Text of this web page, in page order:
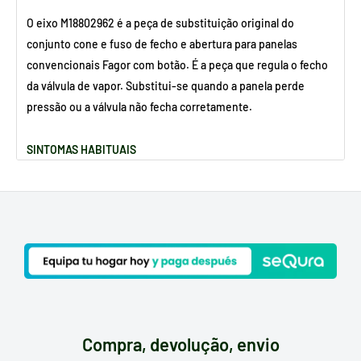
O eixo M18802962 é a peça de substituição original do
conjunto cone e fuso de fecho e abertura para panelas
convencionais Fagor com botão. É a peça que regula o fecho
da válvula de vapor. Substitui-se quando a panela perde
pressão ou a válvula não fecha corretamente.
SINTOMAS HABITUAIS
POR QUE É QUE ESTA PEÇA AVARIA?
o mecanismoCompra, devolução, envio